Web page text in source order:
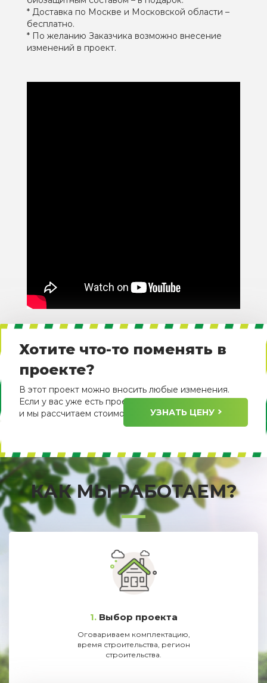
* Доставка по Москве и Московской области –
бесплатно.
* По желанию Заказчика возможно внесение
изменений в проект.
Хотите что-то поменять в
проекте?
В этот проект можно вносить любые изменения.
Если у вас уже есть проект, пришлите его нам
и мы рассчитаем стоимость его изготовления.
УЗНАТЬ ЦЕНУ
КАК МЫ РАБОТАЕМ?
1. Выбор проекта
Оговариваем комплектацию,
время строительства, регион
строительства.